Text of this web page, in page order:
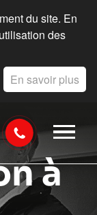
du site. En
des
En savoir plus
à